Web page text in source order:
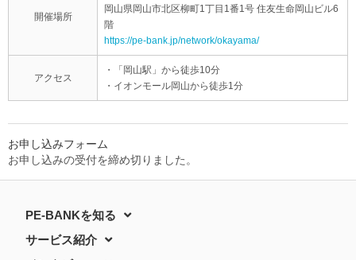
開催場所
岡山県岡山市北区柳町1丁目1番1号 住友生命岡山ビル6
階
https://pe-bank.jp/network/okayama/
アクセス
・「岡山駅」から徒歩10分
・イオンモール岡山から徒歩1分
お申し込みフォーム
お申し込みの受付を締め切りました。
PE-BANKを知る
サービス紹介